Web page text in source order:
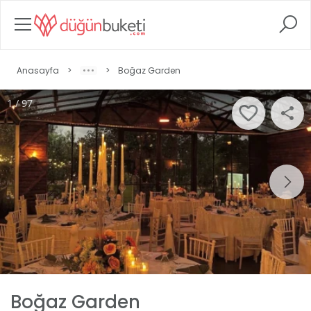
Anasayfa > > Boğaz Garden
1 / 97
Boğaz Garden